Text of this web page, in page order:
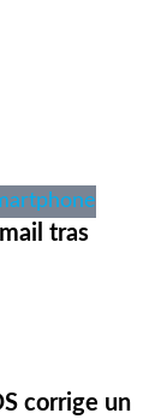
tras
corrige un